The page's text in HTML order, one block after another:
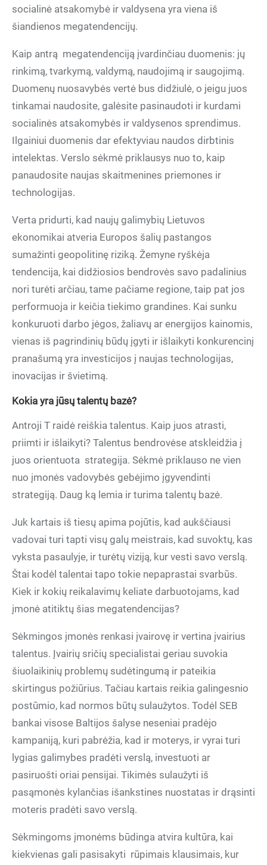
socialinė atsakomybė ir valdysena yra viena iš
šiandienos megatendencijų.
Kaip antrą megatendenciją įvardinčiau duomenis: jų
rinkimą, tvarkymą, valdymą, naudojimą ir saugojimą.
Duomenų nuosavybės vertė bus didžiulė, o jeigu juos
tinkamai naudosite, galėsite pasinaudoti ir kurdami
socialinės atsakomybės ir valdysenos sprendimus.
Ilgainiui duomenis dar efektyviau naudos dirbtinis
intelektas. Verslo sėkmė priklausys nuo to, kaip
panaudosite naujas skaitmenines priemones ir
technologijas.
Verta pridurti, kad naujų galimybių Lietuvos
ekonomikai atveria Europos šalių pastangos
sumažinti geopolitinę riziką. Žemyne ryškėja
tendencija, kai didžiosios bendrovės savo padalinius
nori turėti arčiau, tame pačiame regione, taip pat jos
performuoja ir keičia tiekimo grandines. Kai sunku
konkuruoti darbo jėgos, žaliavų ar energijos kainomis,
vienas iš pagrindinių būdų įgyti ir išlaikyti konkurencinį
pranašumą yra investicijos į naujas technologijas,
inovacijas ir švietimą.
Kokia yra jūsų talentų bazė?
Antroji T raidė reiškia talentus. Kaip juos atrasti,
priimti ir išlaikyti? Talentus bendrovėse atskleidžia į
juos orientuota strategija. Sėkmė priklauso ne vien
nuo įmonės vadovybės gebėjimo įgyvendinti
strategiją. Daug ką lemia ir turima talentų bazė.
Juk kartais iš tiesų apima pojūtis, kad aukščiausi
vadovai turi tapti visų galų meistrais, kad suvoktų, kas
vyksta pasaulyje, ir turėtų viziją, kur vesti savo verslą.
Štai kodėl talentai tapo tokie nepaprastai svarbūs.
Kiek ir kokių reikalavimų keliate darbuotojams, kad
įmonė atitiktų šias megatendencijas?
Sėkmingos įmonės renkasi įvairovę ir vertina įvairius
talentus. Įvairių sričių specialistai geriau suvokia
šiuolaikinių problemų sudėtingumą ir pateikia
skirtingus požiūrius. Tačiau kartais reikia galingesnio
postūmio, kad normos būtų sulaužytos. Todėl SEB
bankai visose Baltijos šalyse neseniai pradėjo
kampaniją, kuri pabrėžia, kad ir moterys, ir vyrai turi
lygias galimybes pradėti verslą, investuoti ar
pasiruošti oriai pensijai. Tikimės sulaužyti iš
pasąmonės kylančias išankstines nuostatas ir drąsinti
moteris pradėti savo verslą.
Sėkmingoms įmonėms būdinga atvira kultūra, kai
kiekvienas gali pasisakyti rūpimais klausimais, kur